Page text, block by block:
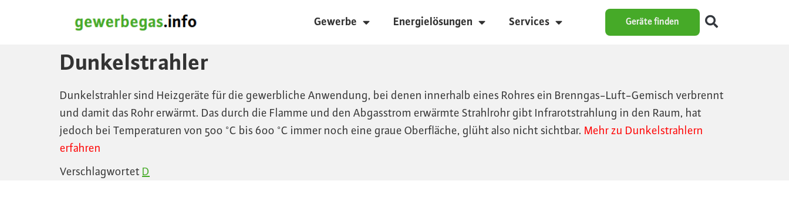
Gewerbe Energielösungen Services Geräte finden
Dunkelstrahler
Dunkelstrahler sind Heizgeräte für die gewerbliche Anwendung, bei denen innerhalb eines Rohres ein Brenngas-Luft-Gemisch verbrennt
und damit das Rohr erwärmt. Das durch die Flamme und den Abgasstrom erwärmte Strahlrohr gibt Infrarotstrahlung in den Raum, hat
jedoch bei Temperaturen von 500 °C bis 600 °C immer noch eine graue Oberfläche, glüht also nicht sichtbar. Mehr zu Dunkelstrahlern
erfahren
Verschlagwortet D